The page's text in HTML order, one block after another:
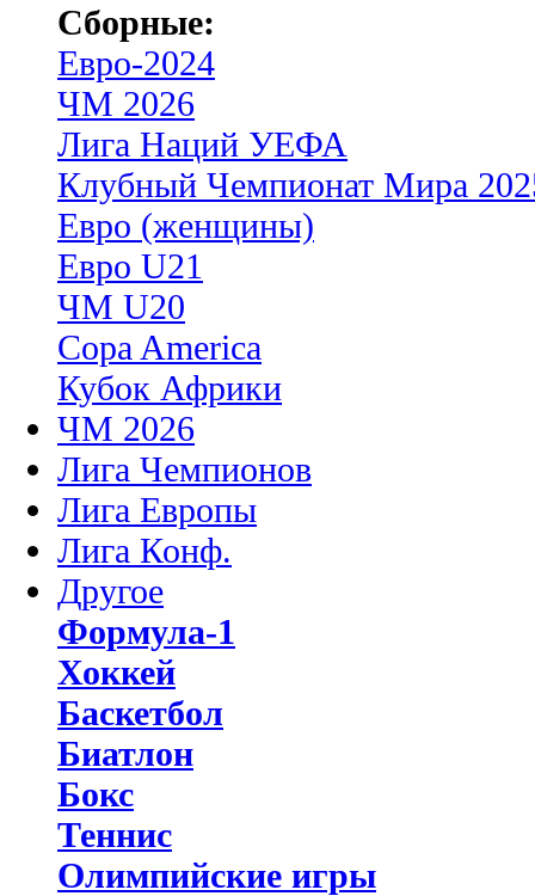
Сборные:
Евро-2024
ЧМ 2026
Лига Наций УЕФА
Клубный Чемпионат Мира
Евро (женщины)
Евро U21
ЧМ U20
Copa America
Кубок Африки
ЧМ 2026
Лига Чемпионов
Лига Европы
Лига Конф.
Другое
Формула-1
Хоккей
Баскетбол
Биатлон
Бокс
Теннис
Олимпийские игры